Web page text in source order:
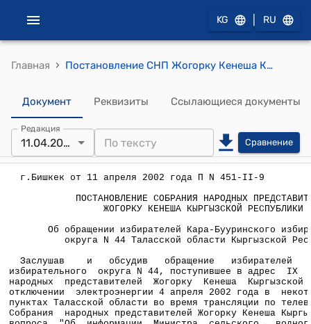
KG RU
Главная › Постановление СНП Жогорку Кенеша КР от 11 апреля 2002 года П N 451-II-9 "Об обращении избирателей Кара-Бууринского избирательного округа N 44 Таласской области Кыргызской Республики"
Документ Реквизиты Ссылающиеся документы
Редакция
11.04.2002 Сравнение